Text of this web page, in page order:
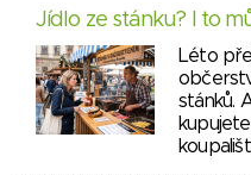
Jídlo ze stánku? I to
Léto
stánků.